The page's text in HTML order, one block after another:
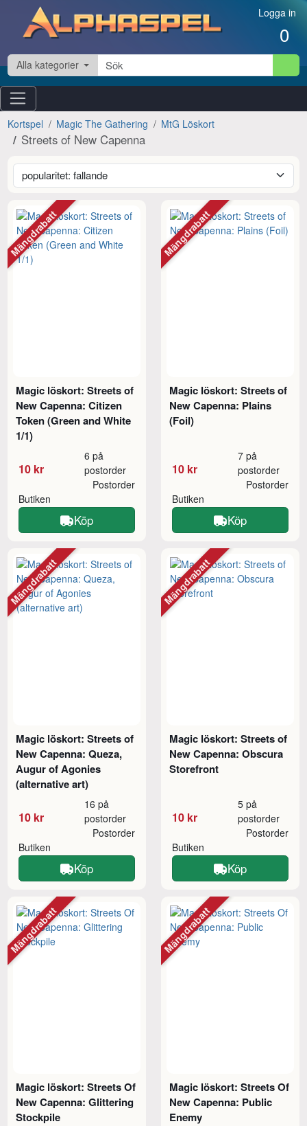
Hoppa till innehåll Logga in
0
Alla kategorier
Kortspel Magic The Gathering MtG Löskort
Streets of New Capenna
Magic löskort: Streets of
New Capenna: Citizen
Token (Green and White
1/1)
10 kr
6 på
postorder
Butiken
Postorder
Köp
Mängdrabatt
Magic löskort: Streets of
New Capenna: Plains
(Foil)
10 kr
7 på
postorder
Butiken
Postorder
Köp
Mängdrabatt
Magic löskort: Streets of
New Capenna: Queza,
Augur of Agonies
(alternative art)
10 kr
16 på
postorder
Butiken
Postorder
Köp
Mängdrabatt
Magic löskort: Streets of
New Capenna: Obscura
Storefront
10 kr
5 på
postorder
Butiken
Postorder
Köp
Mängdrabatt
Magic löskort: Streets Of
New Capenna: Glittering
Stockpile
Mängdrabatt
Magic löskort: Streets Of
New Capenna: Public
Enemy
Mängdrabatt